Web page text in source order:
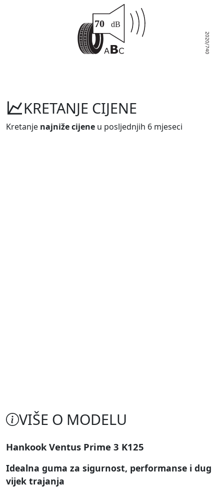
KRETANJE CIJENE
Kretanje najniže cijene u posljednjih 6 mjeseci
VIŠE O MODELU
Hankook Ventus Prime 3 K125
Idealna guma za sigurnost, performanse i dug
vijek trajanja